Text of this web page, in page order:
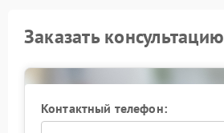
Заказать консультацию
Контактный телефон: